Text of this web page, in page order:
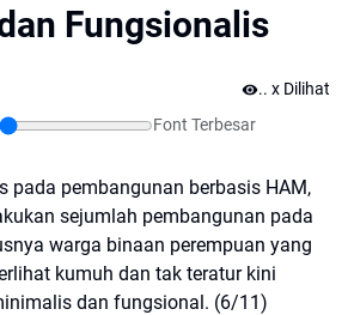
Fungsionalis
Font Terbesar
. x Dilihat
pada pembangunan berbasis HAM,
sejumlah pembangunan pada
warga binaan perempuan yang
kumuh dan tak teratur kini
dan fungsional. (6/11)